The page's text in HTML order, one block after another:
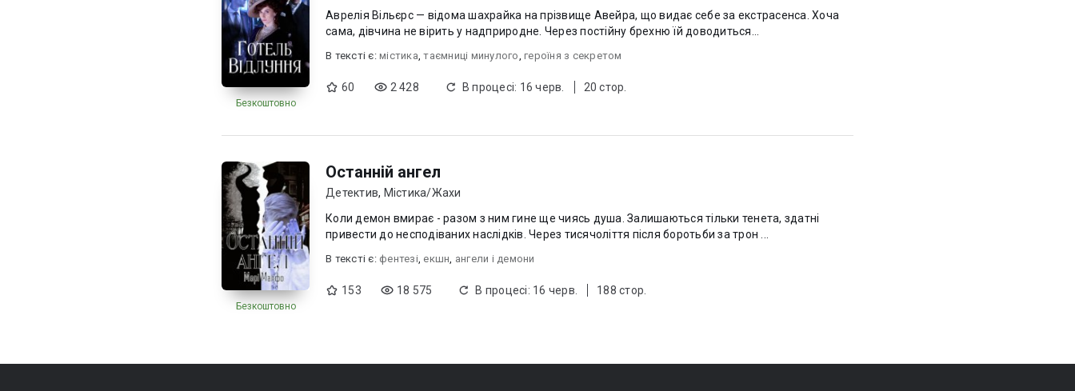
Безкоштовно
Аврелія Вільєрс — відома шахрайка на прізвище Авейра, що видає себе за екстрасенса. Хоча
сама, дівчина не вірить у надприродне. Через постійну брехню їй доводиться...
В текcті є: містика,таємниці минулого, героїня з секретом
60 2 428 В процесі: 16 черв. 20 стор.
Безкоштовно
Останній ангел
Детектив, Містика/Жахи
Коли демон вмирає - разом з ним гине ще чиясь душа. Залишаються тільки тенета, здатні
привести до несподіваних наслідків. Через тисячоліття після боротьби за трон ...
В текcті є: фентезі, екшн, ангели і демони
153 18 575 В процесі: 16 черв. 188 стор.